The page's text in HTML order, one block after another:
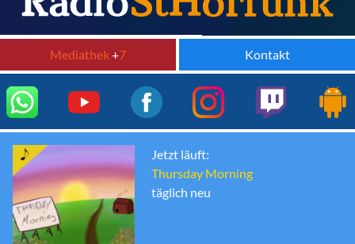
Mediathek+7 Kontakt
Jetzt läuft:
Thursday Morning
täglich neu